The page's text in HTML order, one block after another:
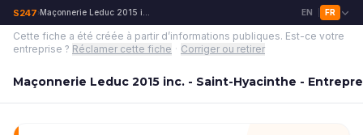
S247›Maçonnerie Leduc 2015 inc. - Saint-Hyacinthe - Entrepreneurs EN FR
Cette fiche a été créée à partir d’informations publiques. Est-ce votre
entreprise ? Réclamer cette fiche · Corriger ou retirer
Maçonnerie Leduc 2015 inc. - Saint-Hyacinthe -